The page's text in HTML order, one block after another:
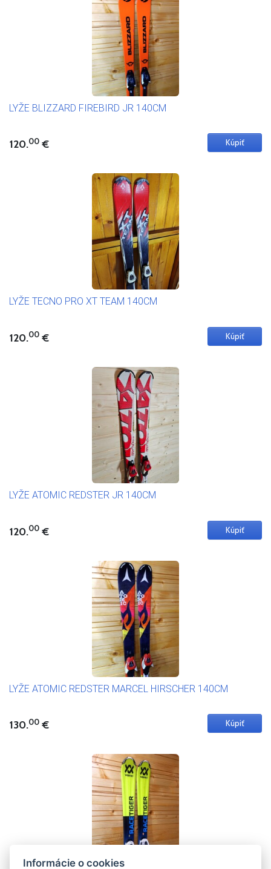
LYŽE BLIZZARD FIREBIRD JR 140CM
120.00 €
LYŽE TECNO PRO XT TEAM 140CM
120.00 €
LYŽE ATOMIC REDSTER JR 140CM
120.00 €
LYŽE ATOMIC REDSTER MARCEL HIRSCHER 140CM
130.00 €
Informácie o cookies